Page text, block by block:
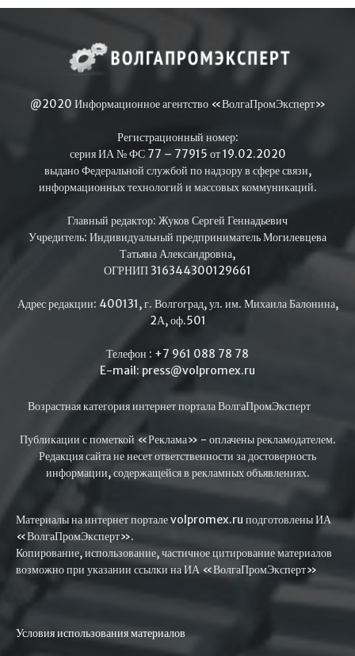
@2020 Информационное агентство «ВолгаПромЭксперт»
Регистрационный номер:
серия ИА № ФС 77 – 77915 от 19.02.2020
выдано Федеральной службой по надзору в сфере связи,
информационных технологий и массовых коммуникаций.
Главный редактор: Жуков Сергей Геннадьевич
Учредитель: Индивидуальный предприниматель Могилевцева
Татьяна Александровна,
ОГРНИП 316344300129661
Адрес редакции: 400131, г. Волгоград, ул. им. Михаила Балонина,
2А, оф.501
Телефон : +7 961 088 78 78
E-mail: press@volpromex.ru
Возрастная категория интернет портала ВолгаПромЭксперт
Публикации с пометкой «Реклама» - оплачены рекламодателем.
Редакция сайта не несет ответственности за достоверность
информации, содержащейся в рекламных объявлениях.
Материалы на интернет портале volpromex.ru подготовлены ИА
«ВолгаПромЭксперт».
Копирование, использование, частичное цитирование материалов
возможно при указании ссылки на ИА «ВолгаПромЭксперт»
Условия использования материалов